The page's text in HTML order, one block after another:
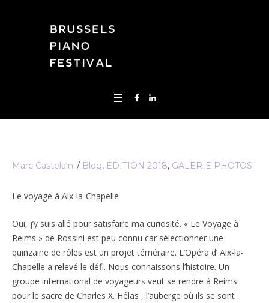
Marc Castelain Blog, EDITION 2018, GALERIE PHOTOS
Le voyage à Aix-la-Chapelle
Oui, j’y suis allé pour satisfaire ma curiosité. « Le Voyage à
Reims » de Rossini est peu connu car sélectionner une
quinzaine de rôles est un projet téméraire. L’Opéra d’ Aix-la-
Chapelle a relevé le défi. Nous connaissons l’histoire. Un
groupe international de voyageurs veut se rendre à Reims
pour le sacre de Charles X. Hélas , l’auberge où ils se sont